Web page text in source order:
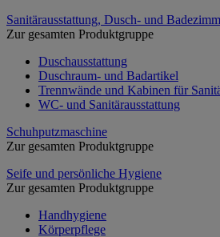
Sanitärausstattung, Dusch- und
Zur gesamten Produktgruppe
Duschausstattung
Duschraum- und Badartikel
Trennwände und Kabinen für
WC- und Sanitärausstattung
Schuhputzmaschine
Zur gesamten Produktgruppe
Seife und persönliche Hygiene
Zur gesamten Produktgruppe
Handhygiene
Körperpflege